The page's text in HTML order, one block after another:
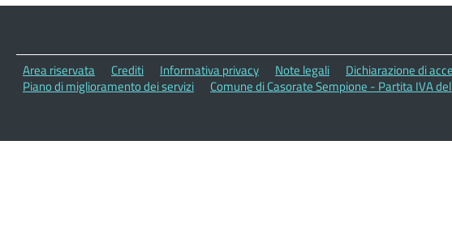
Area riservata Crediti Informativa privacy Note legali Dichiarazione di
Piano di miglioramento dei servizi
Comune di Casorate Sempione - Partita IVA